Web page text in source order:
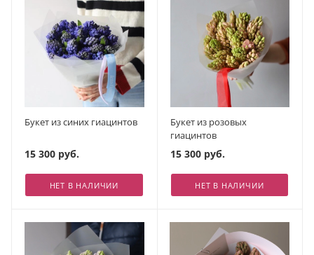
Букет из синих гиацинтов
15 300 руб.
НЕТ В НАЛИЧИИ
Букет из розовых
гиацинтов
15 300 руб.
НЕТ В НАЛИЧИИ